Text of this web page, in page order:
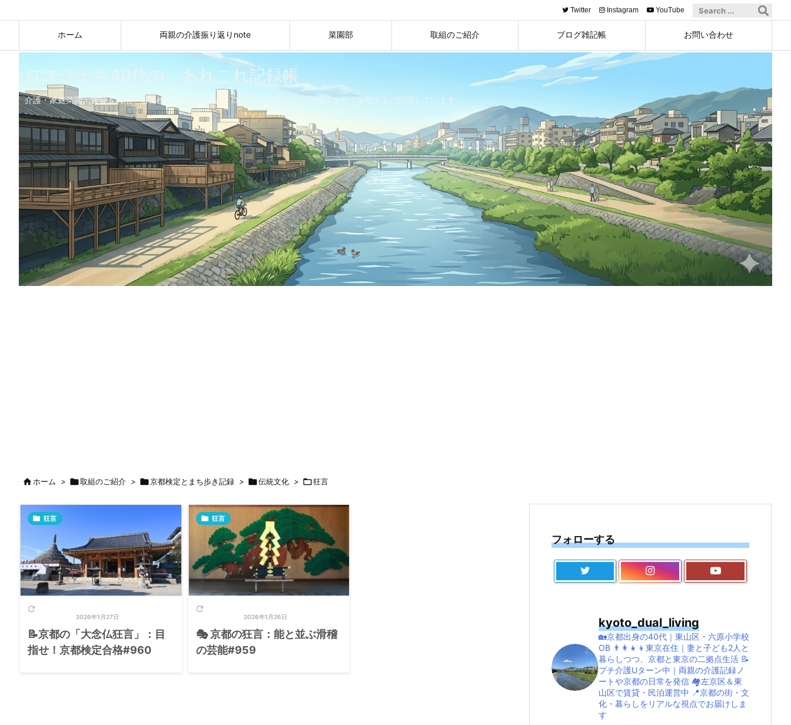
ホーム 両親の介護振り返りnote 菜園部 取組のご紹介 ブログ雑記帳 お問い合わせ
Twitter Instagram YouTube
ロスジェネ40代の、あれこれ記録帳
介護・家庭菜園・賃貸＆民泊・京都検定・プリン好き。ロスジェネ40代の試行錯誤な日々を気ままに記録しています。
ホーム > 取組のご紹介 > 京都検定とまち歩き記録 > 伝統文化 > 狂言

2026年1月27日
 狂言
📝京都の「大念仏狂言」：目
指せ！京都検定合格#960

2026年1月26日
 狂言
🎭 京都の狂言：能と並ぶ滑稽
の芸能#959
フォローする
kyoto_dual_living
🏡京都出身の40代｜東山区・六原小学校
OB 👨‍👩‍👧‍👦東京在住｜妻と子ども2人と
暮らしつつ、京都と東京の二拠点生活 📝
プチ介護Uターン中｜両親の介護記録ノ
ートや京都の日常を発信 🏘左京区＆東
山区で賃貸・民泊運営中 📍京都の街・文
化・暮らしをリアルな視点でお届けしま
す